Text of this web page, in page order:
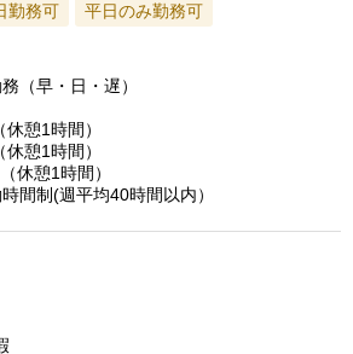
勤務可 平日のみ勤務可
（早・日・遅）
憩1時間）
憩1時間）
休憩1時間）
間制(週平均40時間以内）